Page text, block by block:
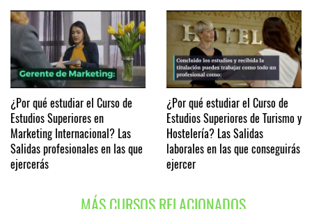
¿Por qué estudiar el Curso de
Estudios Superiores en
Marketing Internacional? Las
Salidas profesionales en las que
ejercerás
¿Por qué estudiar el Curso de
Estudios Superiores de Turismo y
Hostelería? Las Salidas
laborales en las que conseguirás
ejercer
MÁS CURSOS RELACIONADOS